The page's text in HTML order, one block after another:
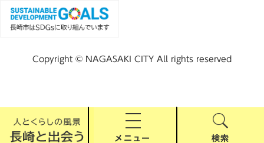
メニュー 検索
Copyright © NAGASAKI CITY All rights reserved